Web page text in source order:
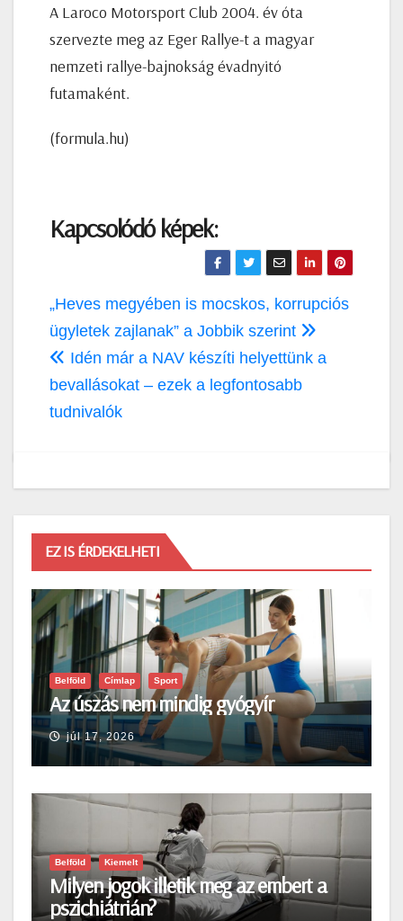
A Laroco Motorsport Club 2004. év óta
szervezte meg az Eger Rallye-t a magyar
nemzeti rallye-bajnokság évadnyitó
futamaként.
(formula.hu)
Kapcsolódó képek:
Bejegyzés
navigáció
„Heves megyében is mocskos, korrupciós
ügyletek zajlanak” a Jobbik szerint
Idén már a NAV készíti helyettünk a
bevallásokat – ezek a legfontosabb
tudnivalók
EZ IS ÉRDEKELHETI
Belföld Címlap Sport
Az úszás nem mindig gyógyír
júl 17, 2026
Belföld Kiemelt
Milyen jogok illetik meg az embert a
pszichiátrián?